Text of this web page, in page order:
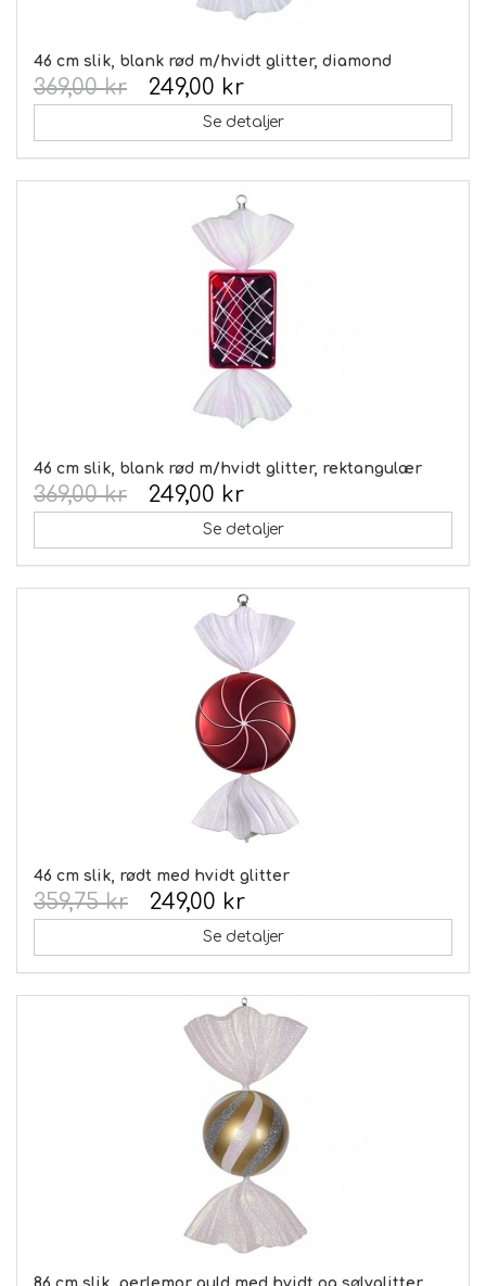
46 cm slik, blank rød m/hvidt glitter, diamond
249,00 kr
369,00 kr
Se detaljer
46 cm slik, blank rød m/hvidt glitter, rektangulær
249,00 kr
369,00 kr
Se detaljer
46 cm slik, rødt med hvidt glitter
249,00 kr
359,75 kr
Se detaljer